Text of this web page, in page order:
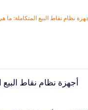
أجهزة نظام نقاط البيع